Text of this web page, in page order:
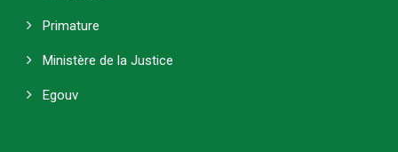
Primature
Ministère de la Justice
Egouv